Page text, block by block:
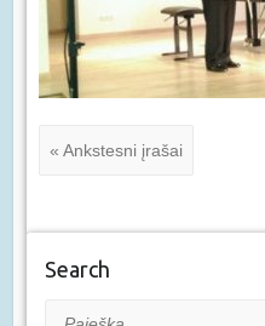
« Ankstesni įrašai
Search
Paieška